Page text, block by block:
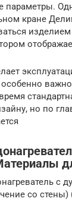
параметры.
кране
особенно
но по
с
со стены)